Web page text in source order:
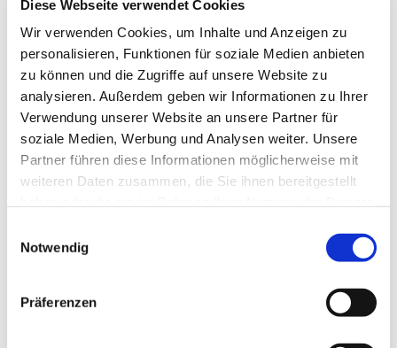
Diese Webseite verwendet Cookies
Wir verwenden Cookies, um Inhalte und Anzeigen zu
personalisieren, Funktionen für soziale Medien anbieten
zu können und die Zugriffe auf unsere Website zu
analysieren. Außerdem geben wir Informationen zu Ihrer
Verwendung unserer Website an unsere Partner für
soziale Medien, Werbung und Analysen weiter. Unsere
Partner führen diese Informationen möglicherweise mit
weiteren Daten zusammen, die Sie ihnen bereitgestellt
Notwendig
Präferenzen
Dies könnte Sie auch
interessieren